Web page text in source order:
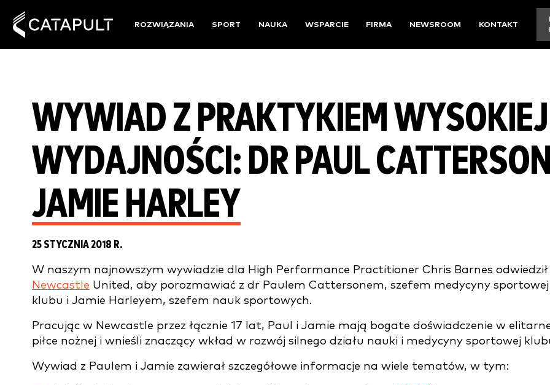
ROZWIĄZANIA SPORT NAUKA WSPARCIE FIRMA NEWSROOM KONTAKT
WYWIAD Z PRAKTYKIEM WYSOKIEJ
WYDAJNOŚCI: DR PAUL
JAMIE HARLEY
25 STYCZNIA 2018 R.
W naszym najnowszym wywiadzie dla High Performance Practitioner Chris Barnes odwiedził
Newcastle United, aby porozmawiać z dr Paulem Cattersonem, szefem medycyny sportowej
klubu i Jamie Harleyem, szefem nauk sportowych.
Pracując w Newcastle przez łącznie 17 lat, Paul i Jamie mają bogate doświadczenie w
piłce nożnej i wnieśli znaczący wkład w rozwój silnego działu nauki i medycyny sportowej
Wywiad z Paulem i Jamie zawierał szczegółowe informacje na wiele tematów, w tym: